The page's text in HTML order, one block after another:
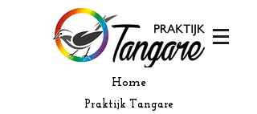
Home
Praktijk Tangare